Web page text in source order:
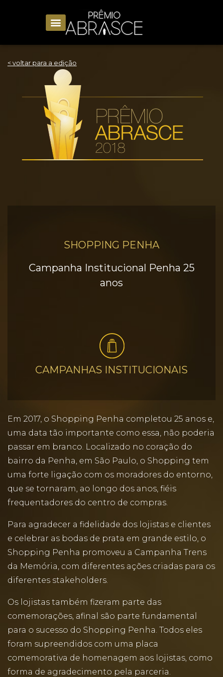
< voltar para a edição
SHOPPING PENHA
Campanha Institucional Penha 25
anos
CAMPANHAS INSTITUCIONAIS
Em 2017, o Shopping Penha completou 25 anos e,
uma data tão importante como essa, não poderia
passar em branco. Localizado no coração do
bairro da Penha, em São Paulo, o Shopping tem
uma forte ligação com os moradores do entorno,
que se tornaram, ao longo dos anos, fiéis
frequentadores do centro de compras.
Para agradecer a fidelidade dos lojistas e clientes
e celebrar as bodas de prata em grande estilo, o
Shopping Penha promoveu a Campanha Trens
da Memória, com diferentes ações criadas para os
diferentes stakeholders.
Os lojistas também fizeram parte das
comemorações, afinal são parte fundamental
para o sucesso do Shopping Penha. Todos eles
foram supreendidos com uma placa
comemorativa de homenagem aos lojistas, como
forma de agradecimento pela parceria.